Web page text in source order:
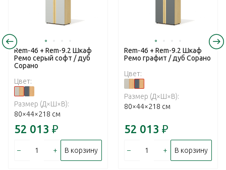
Rem-46 + Rem-9.2 Шкаф
Ремо серый софт / дуб
Сорано
Цвет:
Размер (Д×Ш×В):
80×44×218 см
52 013 ₽
– + В корзину
Rem-46 + Rem-9.2 Шкаф
Ремо графит / дуб Сорано
Цвет:
Размер (Д×Ш×В):
80×44×218 см
52 013 ₽
– + В корзину